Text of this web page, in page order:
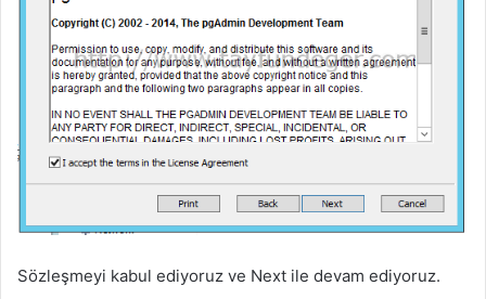
Sözleşmeyi kabul ediyoruz ve Next ile devam ediyoruz.